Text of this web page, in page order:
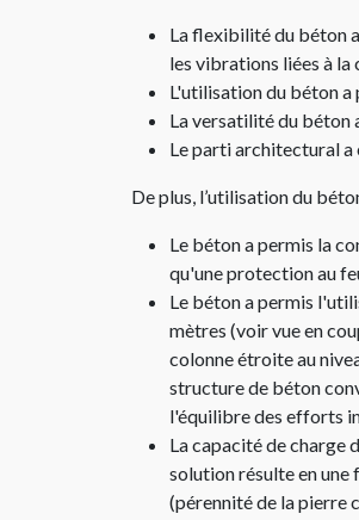
La flexibilité du béton
les vibrations liées à
L'utilisation du béton a
La versatilité du béton
Le parti architectural a
De plus, l’utilisation du
Le béton a permis la
qu'une protection au
Le béton a permis
mètres (voir vue en
colonne étroite au
structure de béton
l'équilibre des efforts
La capacité de charge
solution résulte en une
(pérennité de la pierre